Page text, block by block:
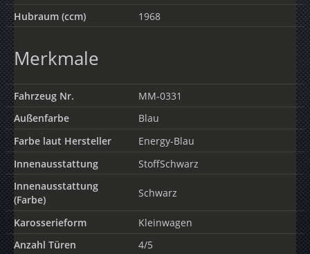
Hubraum (ccm)
1968
Merkmale
Fahrzeug Nr.
MM-0331
Außenfarbe
Blau
Farbe laut Hersteller
Energy-Blau
Innenausstattung
StoffSchwarz
Innenausstattung
(Farbe)
Schwarz
Karosserieform
Kleinwagen
Anzahl Türen
4/5